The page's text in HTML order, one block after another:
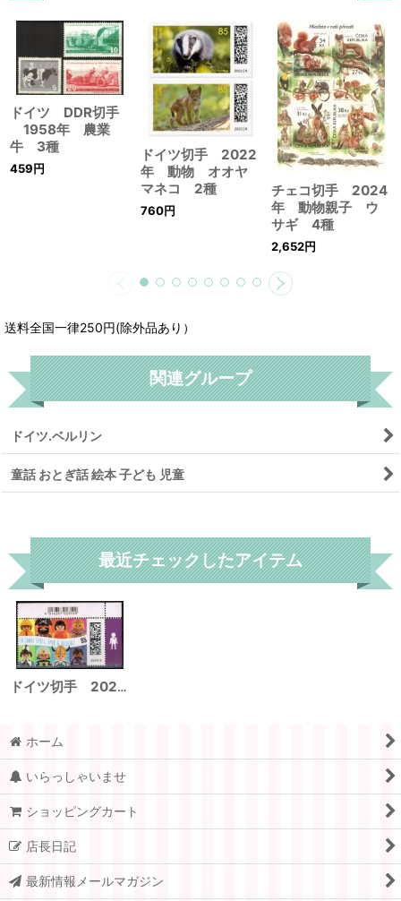
ドイツ DDR切手
1958年 農業
牛 3種
459円
ドイツ切手 2022
年 動物 オオヤ
マネコ 2種
760円
チェコ切手 2024
年 動物親子 ウ
サギ 4種
2,652円
送料全国一律250円(除外品あり）
関連グループ
ドイツ.ベルリン
童話 おとぎ話 絵本 子ども 児童
最近チェックしたアイテム
ドイツ切手 2024年 プレイモービル 玩具 フィギュア 50 年 1種
ホーム
いらっしゃいませ
ショッピングカート
店長日記
最新情報メールマガジン